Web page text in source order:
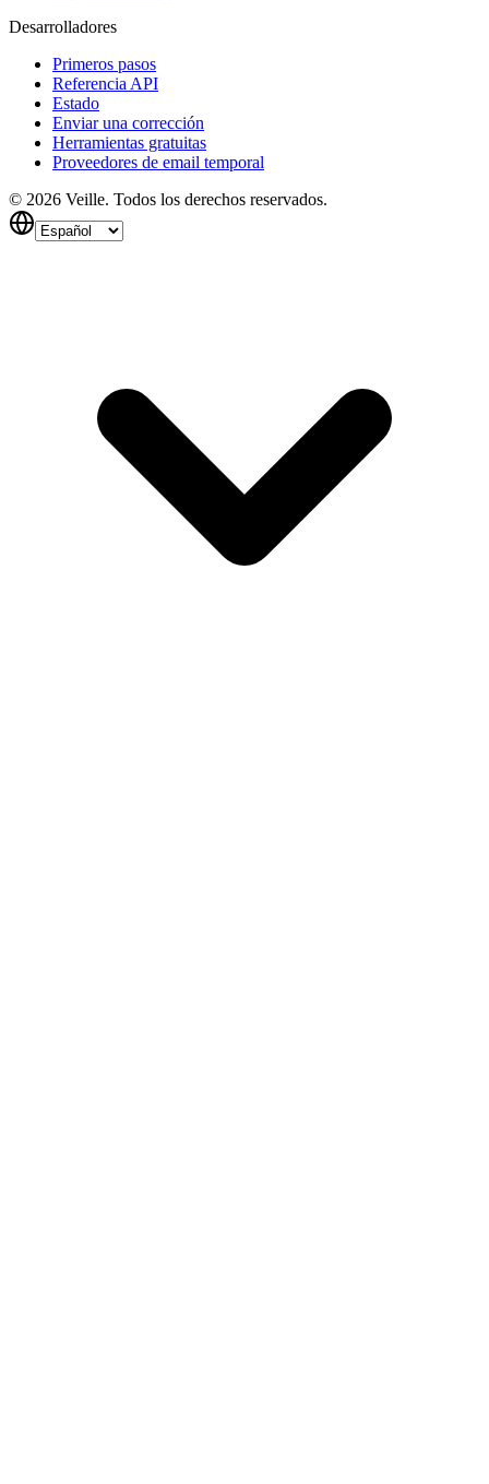
Desarrolladores
Primeros pasos
Referencia API
Estado
Enviar una corrección
Herramientas gratuitas
Proveedores de email temporal
© 2026 Veille. Todos los derechos reservados.